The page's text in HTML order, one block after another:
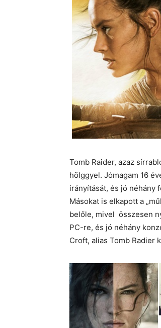
Tomb Raider, azaz
hölggyel. Jómagam 16
irányítását, és jó néhány
Másokat is elkapott a
belőle, mivel összesen
PC-re, és jó néhány
Croft, alias Tomb Radier